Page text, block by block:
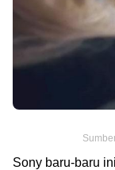
Sony baru-baru